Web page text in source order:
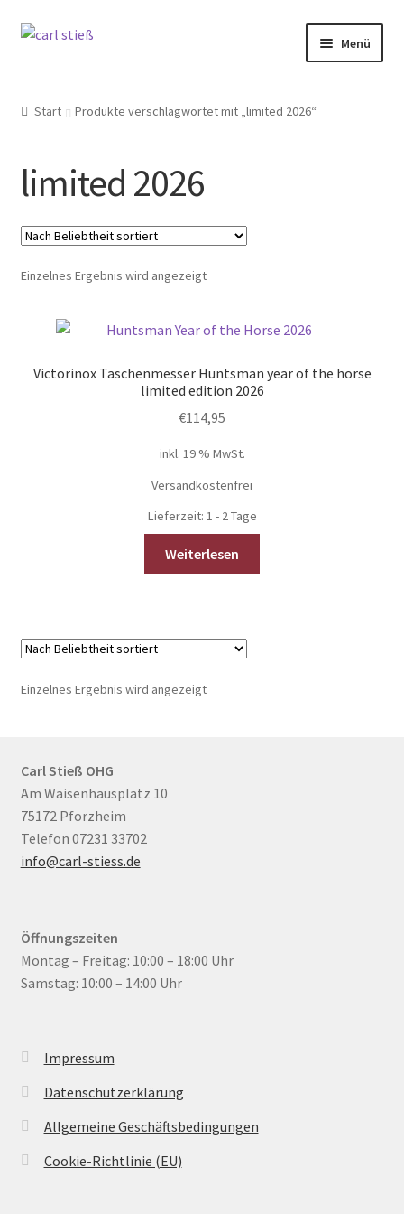
Zur
Zum
Menü
Backen
Selbstschutz
Unser Schleifdienst
Marken
Angebote
Start Produkte verschlagwortet mit „limited 2026“
limited 2026
Einzelnes Ergebnis wird angezeigt
Victorinox Taschenmesser Huntsman year of the horse
limited edition 2026
€114,95
inkl. 19 % MwSt.
Versandkostenfrei
Lieferzeit: 1 - 2 Tage
Weiterlesen
Einzelnes Ergebnis wird angezeigt
Carl Stieß OHG
Am Waisenhausplatz 10
75172 Pforzheim
Telefon 07231 33702
info@carl-stiess.de
Öffnungszeiten
Montag – Freitag: 10:00 – 18:00 Uhr
Samstag: 10:00 – 14:00 Uhr
Impressum
Datenschutzerklärung
Allgemeine Geschäftsbedingungen
Cookie-Richtlinie (EU)